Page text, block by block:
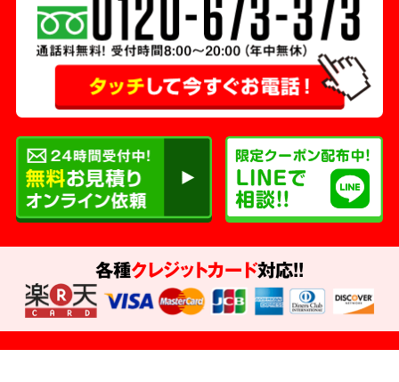
各種クレジットカード対応!!